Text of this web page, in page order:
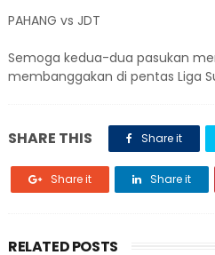
PAHANG vs JDT
Semoga kedua-dua pasukan
membanggakan di pentas Liga
SHARE THIS Share it
Share it Share it
RELATED POSTS